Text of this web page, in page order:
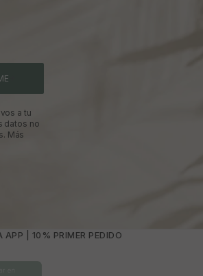
a tu
datos no
Más
APP | 10% PRIMER PEDIDO